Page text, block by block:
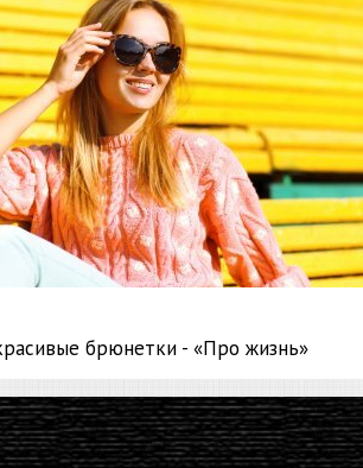
брюнетки - «Про жизнь»